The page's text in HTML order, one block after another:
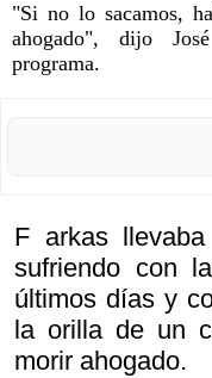
"Si no lo sacamos,
ahogado", dijo
programa.
F arkas
sufriendo con
últimos días y
la orilla de un
morir ahogado.